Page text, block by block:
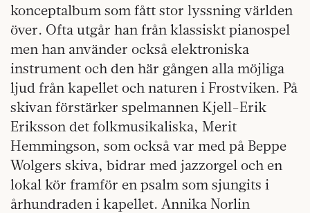
konceptalbum som fått stor lyssning världen
över. Ofta utgår han från klassiskt pianospel
men han använder också elektroniska
instrument och den här gången alla möjliga
ljud från kapellet och naturen i Frostviken. På
skivan förstärker spelmannen Kjell-Erik
Eriksson det folkmusikaliska, Merit
Hemmingson, som också var med på Beppe
Wolgers skiva, bidrar med jazzorgel och en
lokal kör framför en psalm som sjungits i
århundraden i kapellet. Annika Norlin